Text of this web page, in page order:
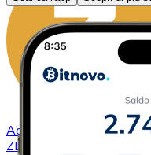
Acquistare ZCashcon
ZEC